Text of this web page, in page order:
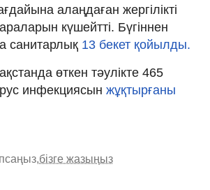
алаңдаған жергілікті
күшейтті. Бүгіннен
санитарлық 13 бекет қойылды.
өткен тәулікте 465
инфекциясын жұқтырғаны
бізге жазыңыз